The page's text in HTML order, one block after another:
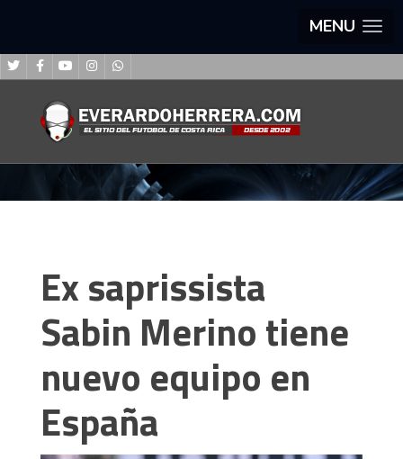
MENU
Ex saprissista
Sabin Merino tiene
nuevo equipo en
España